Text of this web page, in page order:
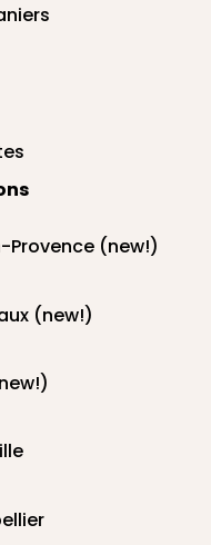
Provence (new!)
(new!)